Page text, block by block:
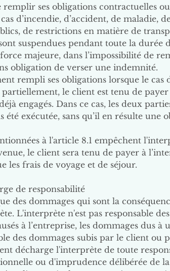
ses obligations contractuelles
d’incendie, d’accident, de maladie,
de restrictions en matière de
suspendues pendant toute la durée
majeure, dans l’impossibilité de
obligation de verser une indemnité.
rempli ses obligations lorsque le cas
le client est tenu de
engagés. Dans ce cas, les deux
exécutée, sans qu’il en résulte une
à l'article 8.1 empêchent
le client sera tenu de payer à
les frais de voyage et de séjour.
de responsabilité
des dommages qui sont la
L'interprète n'est pas responsable
à l’entreprise, les dommages dus
des dommages subis par le client ou
décharge l'interprète de toute
ou d'imprudence délibérée de